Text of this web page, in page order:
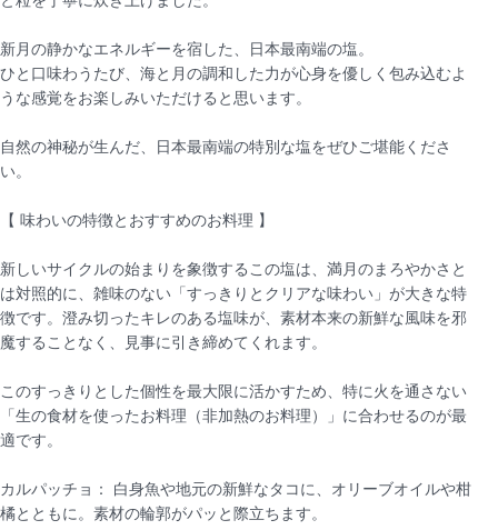
新月の静かなエネルギーを宿した、日本最南端の塩。
ひと口味わうたび、海と月の調和した力が心身を優しく包み込むよ
うな感覚をお楽しみいただけると思います。
自然の神秘が生んだ、日本最南端の特別な塩をぜひご堪能くださ
い。
【 味わいの特徴とおすすめのお料理 】
新しいサイクルの始まりを象徴するこの塩は、満月のまろやかさと
は対照的に、雑味のない「すっきりとクリアな味わい」が大きな特
徴です。澄み切ったキレのある塩味が、素材本来の新鮮な風味を邪
魔することなく、見事に引き締めてくれます。
このすっきりとした個性を最大限に活かすため、特に火を通さない
「生の食材を使ったお料理（非加熱のお料理）」に合わせるのが最
適です。
カルパッチョ： 白身魚や地元の新鮮なタコに、オリーブオイルや柑
橘とともに。素材の輪郭がパッと際立ちます。